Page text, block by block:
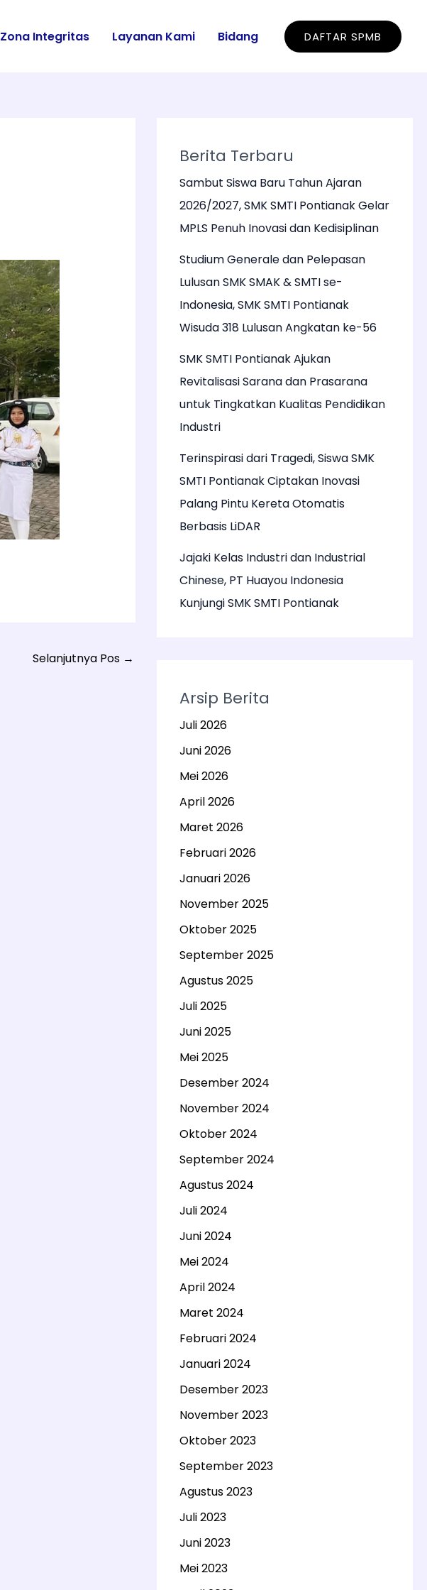
Zona Integritas Layanan Kami Bidang DAFTAR SPMB
Selanjutnya Pos →
Berita Terbaru
Sambut Siswa Baru Tahun Ajaran
2026/2027, SMK SMTI Pontianak Gelar
MPLS Penuh Inovasi dan Kedisiplinan
Studium Generale dan Pelepasan
Lulusan SMK SMAK & SMTI se-
Indonesia, SMK SMTI Pontianak
Wisuda 318 Lulusan Angkatan ke-56
SMK SMTI Pontianak Ajukan
Revitalisasi Sarana dan Prasarana
untuk Tingkatkan Kualitas Pendidikan
Industri
Terinspirasi dari Tragedi, Siswa SMK
SMTI Pontianak Ciptakan Inovasi
Palang Pintu Kereta Otomatis
Berbasis LiDAR
Jajaki Kelas Industri dan Industrial
Chinese, PT Huayou Indonesia
Kunjungi SMK SMTI Pontianak
Arsip Berita
Juli 2026
Juni 2026
Mei 2026
April 2026
Maret 2026
Februari 2026
Januari 2026
November 2025
Oktober 2025
September 2025
Agustus 2025
Juli 2025
Juni 2025
Mei 2025
Desember 2024
November 2024
Oktober 2024
September 2024
Agustus 2024
Juli 2024
Juni 2024
Mei 2024
April 2024
Maret 2024
Februari 2024
Januari 2024
Desember 2023
November 2023
Oktober 2023
September 2023
Agustus 2023
Juli 2023
Juni 2023
Mei 2023